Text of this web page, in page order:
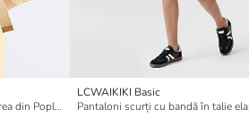
Rochie Cămașă Vărgată cu Curea din Poplin
LCWAIKIKI Basic